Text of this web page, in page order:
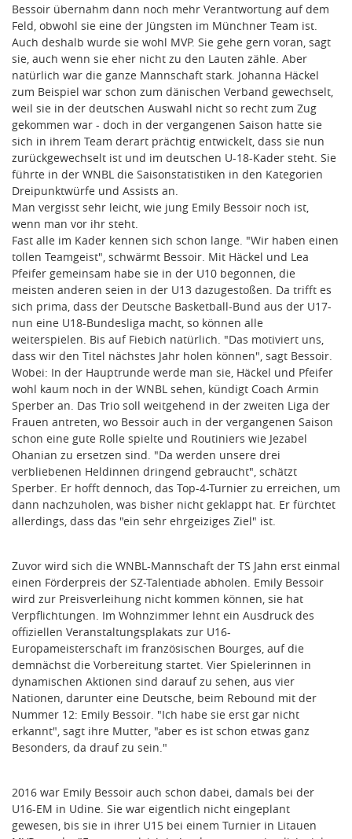
Bessoir übernahm dann noch mehr Verantwortung auf dem
Feld, obwohl sie eine der Jüngsten im Münchner Team ist.
Auch deshalb wurde sie wohl MVP. Sie gehe gern voran, sagt
sie, auch wenn sie eher nicht zu den Lauten zähle. Aber
natürlich war die ganze Mannschaft stark. Johanna Häckel
zum Beispiel war schon zum dänischen Verband gewechselt,
weil sie in der deutschen Auswahl nicht so recht zum Zug
gekommen war - doch in der vergangenen Saison hatte sie
sich in ihrem Team derart prächtig entwickelt, dass sie nun
zurückgewechselt ist und im deutschen U-18-Kader steht. Sie
führte in der WNBL die Saisonstatistiken in den Kategorien
Dreipunktwürfe und Assists an.
Man vergisst sehr leicht, wie jung Emily Bessoir noch ist,
wenn man vor ihr steht.
Fast alle im Kader kennen sich schon lange. "Wir haben einen
tollen Teamgeist", schwärmt Bessoir. Mit Häckel und Lea
Pfeifer gemeinsam habe sie in der U10 begonnen, die
meisten anderen seien in der U13 dazugestoßen. Da trifft es
sich prima, dass der Deutsche Basketball-Bund aus der U17-
nun eine U18-Bundesliga macht, so können alle
weiterspielen. Bis auf Fiebich natürlich. "Das motiviert uns,
dass wir den Titel nächstes Jahr holen können", sagt Bessoir.
Wobei: In der Hauptrunde werde man sie, Häckel und Pfeifer
wohl kaum noch in der WNBL sehen, kündigt Coach Armin
Sperber an. Das Trio soll weitgehend in der zweiten Liga der
Frauen antreten, wo Bessoir auch in der vergangenen Saison
schon eine gute Rolle spielte und Routiniers wie Jezabel
Ohanian zu ersetzen sind. "Da werden unsere drei
verbliebenen Heldinnen dringend gebraucht", schätzt
Sperber. Er hofft dennoch, das Top-4-Turnier zu erreichen, um
dann nachzuholen, was bisher nicht geklappt hat. Er fürchtet
allerdings, dass das "ein sehr ehrgeiziges Ziel" ist.
Zuvor wird sich die WNBL-Mannschaft der TS Jahn erst einmal
einen Förderpreis der SZ-Talentiade abholen. Emily Bessoir
wird zur Preisverleihung nicht kommen können, sie hat
Verpflichtungen. Im Wohnzimmer lehnt ein Ausdruck des
offiziellen Veranstaltungsplakats zur U16-
Europameisterschaft im französischen Bourges, auf die
demnächst die Vorbereitung startet. Vier Spielerinnen in
dynamischen Aktionen sind darauf zu sehen, aus vier
Nationen, darunter eine Deutsche, beim Rebound mit der
Nummer 12: Emily Bessoir. "Ich habe sie erst gar nicht
erkannt", sagt ihre Mutter, "aber es ist schon etwas ganz
Besonders, da drauf zu sein."
2016 war Emily Bessoir auch schon dabei, damals bei der
U16-EM in Udine. Sie war eigentlich nicht eingeplant
gewesen, bis sie in ihrer U15 bei einem Turnier in Litauen